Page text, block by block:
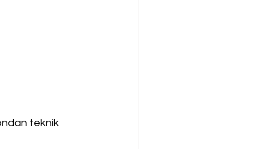
teknik